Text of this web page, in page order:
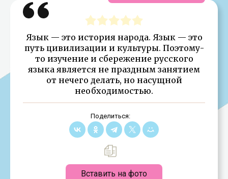
Язык — это история народа. Язык — это
путь цивилизации и культуры. Поэтому-
то изучение и сбережение русского
языка является не праздным занятием
от нечего делать, но насущной
необходимостью.
Поделиться:
Вставить на фото